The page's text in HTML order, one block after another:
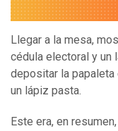
Llegar a la mesa,
cédula electoral y un
depositar la papaleta
un lápiz pasta.
Este era, en